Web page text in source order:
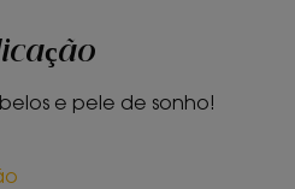
e pele de sonho!